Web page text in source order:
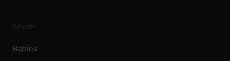
Babies